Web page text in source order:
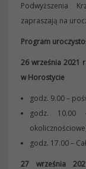
Podwyższenia
zapraszają na
Program
26 września 2021
w Horostycie
godz. 9.00 –
godz. 10.00
godz. 17.00 –
27 września